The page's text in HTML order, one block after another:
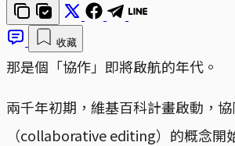
收藏
那是個「協作」即將啟航的年代。
兩千年初期，維基百科計畫啟動，
（collaborative editing）的概念開